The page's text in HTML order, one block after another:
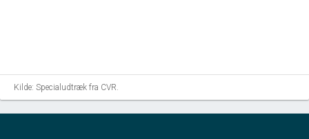
Kilde: Specialudtræk fra CVR.